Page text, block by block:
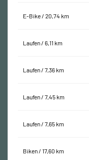
E-Bike / 20,74 km
Laufen / 6,11 km
Laufen / 7,36 km
Laufen / 7,45 km
Laufen / 7,65 km
Biken / 17,60 km